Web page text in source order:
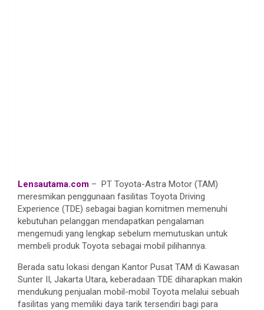
Lensautama.com – PT Toyota-Astra Motor (TAM)
meresmikan penggunaan fasilitas Toyota Driving
Experience (TDE) sebagai bagian komitmen memenuhi
kebutuhan pelanggan mendapatkan pengalaman
mengemudi yang lengkap sebelum memutuskan untuk
membeli produk Toyota sebagai mobil pilihannya.
Berada satu lokasi dengan Kantor Pusat TAM di Kawasan
Sunter II, Jakarta Utara, keberadaan TDE diharapkan makin
mendukung penjualan mobil-mobil Toyota melalui sebuah
fasilitas yang memiliki daya tarik tersendiri bagi para